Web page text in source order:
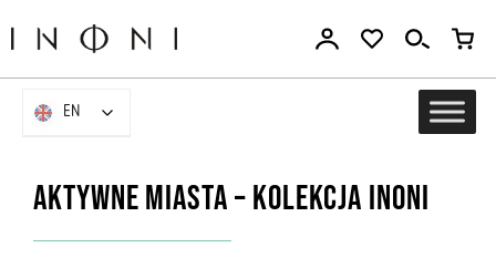
Aktywne Miasta – kolekcja INONI
EN
EN